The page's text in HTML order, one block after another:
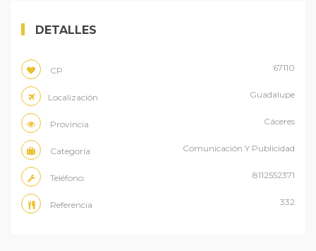
DETALLES
CP 67110
Localización Guadalupe
Provincia Cáceres
Categoría Comunicación Y Publicidad
Teléfono: 8112552371
Referencia 332